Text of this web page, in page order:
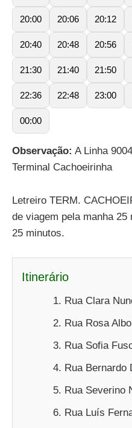
20:00 20:06 20:12
20:40 20:48 20:56
21:30 21:40 21:50
22:36 22:48 23:00
00:00
Observação: A Linha
Terminal Cachoeirinha
Letreiro TERM.
de viagem pela manha
25 minutos.
Itinerário
Rua Clara
Rua Rosa
Rua Sofia
Rua Bernardo
Rua Severino
Rua Luís